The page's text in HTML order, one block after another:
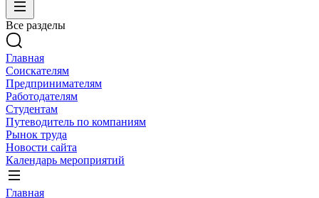
Все разделы
Главная
Соискателям
Предпринимателям
Работодателям
Студентам
Путеводитель по компаниям
Рынок труда
Новости сайта
Календарь мероприятий
Главная